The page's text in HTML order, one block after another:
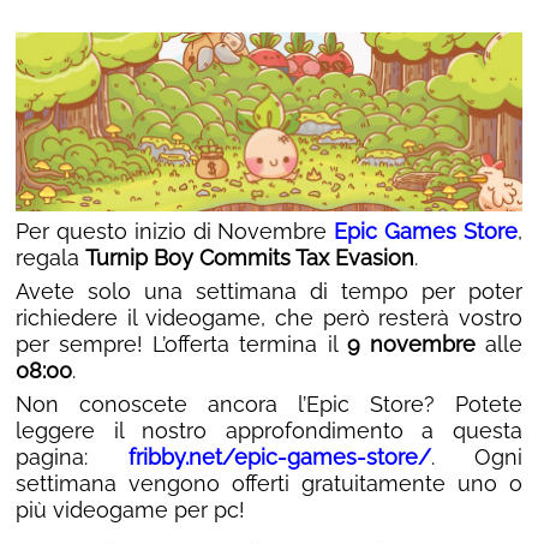
Per questo inizio di Novembre Epic Games Store,
regala Turnip Boy Commits Tax Evasion.
Avete solo una settimana di tempo per poter
richiedere il videogame, che però resterà vostro
per sempre! L’offerta termina il 9 novembrealle
08:00.
Non conoscete ancora l’Epic Store? Potete
leggere il nostro approfondimento a questa
pagina: fribby.net/epic-games-store/. Ogni
settimana vengono offerti gratuitamente uno o
più videogame per pc!